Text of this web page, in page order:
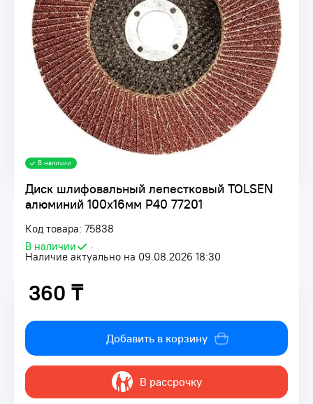
Диск шлифовальный лепестковый TOLSEN
алюминий 100x16мм Р40 77201
Код товара: 75838
В наличии
•
Наличие актуально на 09.08.2026 18:30
В наличии
360 ₸
360 ₸
Добавить в корзину
В рассрочку